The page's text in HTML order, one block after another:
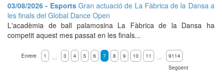
03/08/2026 - Esports Gran actuació de La Fàbrica de la Dansa a
les finals del Global Dance Open
L'acadèmia de ball palamosina La Fàbrica de la Dansa ha
competit aquest mes passat en les finals...
Enrere 1 … 3 4 5 6 7 8 9 10 11 …
9114
Següent